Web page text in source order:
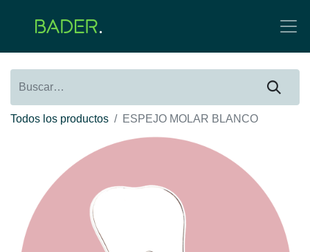
Todos los productos ESPEJO MOLAR BLANCO